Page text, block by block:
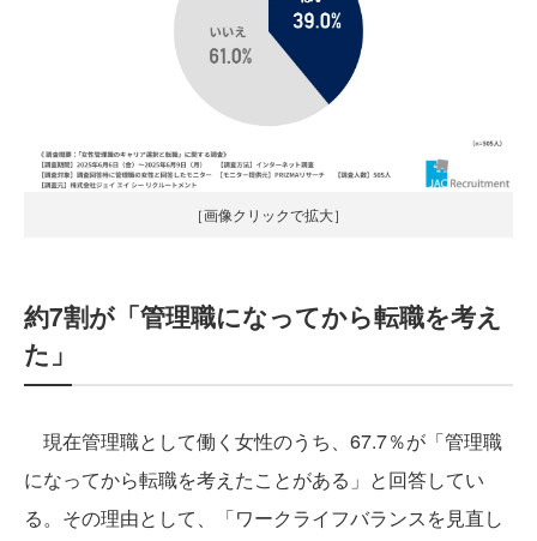
［画像クリックで拡大］
約7割が「管理職になってから転職を考え
た」
現在管理職として働く女性のうち、67.7％が「管理職
になってから転職を考えたことがある」と回答してい
る。その理由として、「ワークライフバランスを見直し